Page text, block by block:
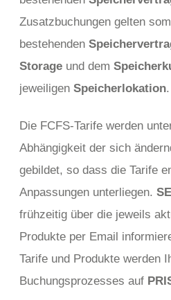
Zusatzbuchungen gelten
bestehenden
Storage und dem
jeweiligen Speicherlokation.
Die FCFS-Tarife werden
Abhängigkeit der sich
gebildet, so dass die Tarife
Anpassungen unterliegen.
frühzeitig über die jeweils
Produkte per Email
Tarife und Produkte werden
Buchungsprozesses auf